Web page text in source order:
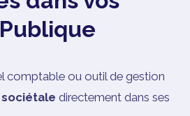
comptable ou outil de gestion
directement dans ses